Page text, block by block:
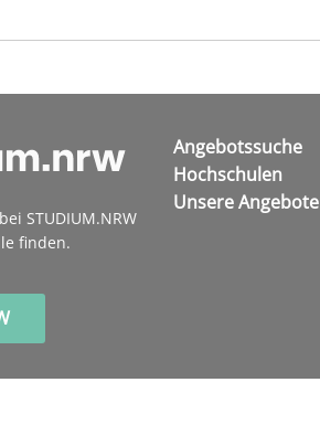
STUDIUM.NRW
finden.
Angebotssuche
Hochschulen
Unsere Angebote